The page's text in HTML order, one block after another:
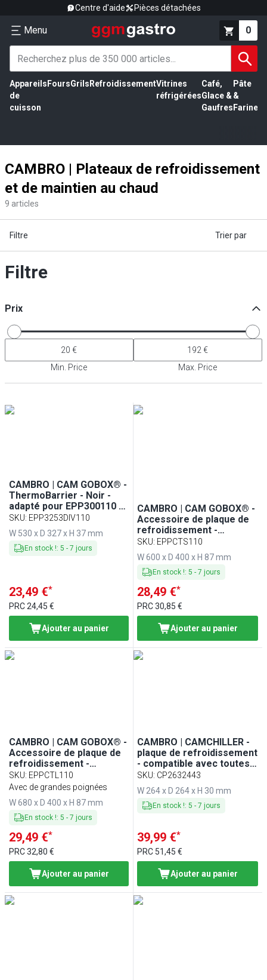
Centre d'aide Pièces détachées
Menu 0
Appareils
de
cuisson
FoursGrils RefroidissementVitrines
réfrigérées
Café,
Glace &
Gaufres
Pâte
&
Farine
CAMBRO | Plateaux de refroidissement
et de maintien au chaud
9 articles
Filtre Trier par
Filtre
Prix
Min. Price Max. Price
CAMBRO | CAM GOBOX® -
ThermoBarrier - Noir -
adapté pour EPP300110 &
EPP400110
SKU: EPP3253DIV110
W 530 x D 327 x H 37 mm
En stock !: 5 - 7 jours
23,49 €*
PRC24,45 €
Ajouter au panier
CAMBRO | CAM GOBOX® -
Accessoire de plaque de
refroidissement -
compatible avec EPP140,
EPP160, EPP180 &
EPP180S
SKU: EPPCTS110
W 600 x D 400 x H 87 mm
En stock !:5 -7 jours
28,49 €*
PRC30,85 €
Ajouter au panier
CAMBRO | CAM GOBOX® -
Accessoire de plaque de
refroidissement -
compatible avec
EPP180LH
SKU: EPPCTL110
Avec de grandes poignées
W 680 x D 400 x H 87 mm
En stock !: 5 - 7 jours
29,49 €*
PRC32,80 €
Ajouter au panier
CAMBRO | CAMCHILLER -
plaque de refroidissement
- compatible avec toutes
les CAM GOBOXEN® GN
1/2 - Bleu
SKU: CP2632443
W 264 x D 264 x H 30 mm
En stock !:5 -7 jours
39,99 €*
PRC 51,45 €
Ajouter au panier